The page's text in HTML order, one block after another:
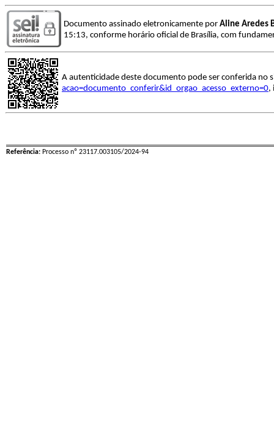
Documento assinado eletronicamente por Aline Aredes
15:13, conforme horário oficial de Brasília, com
A autenticidade deste documento pode ser conferida no
acao=documento_conferir&id_orgao_acesso_externo=0,
Referência: Processo nº 23117.003105/2024-94